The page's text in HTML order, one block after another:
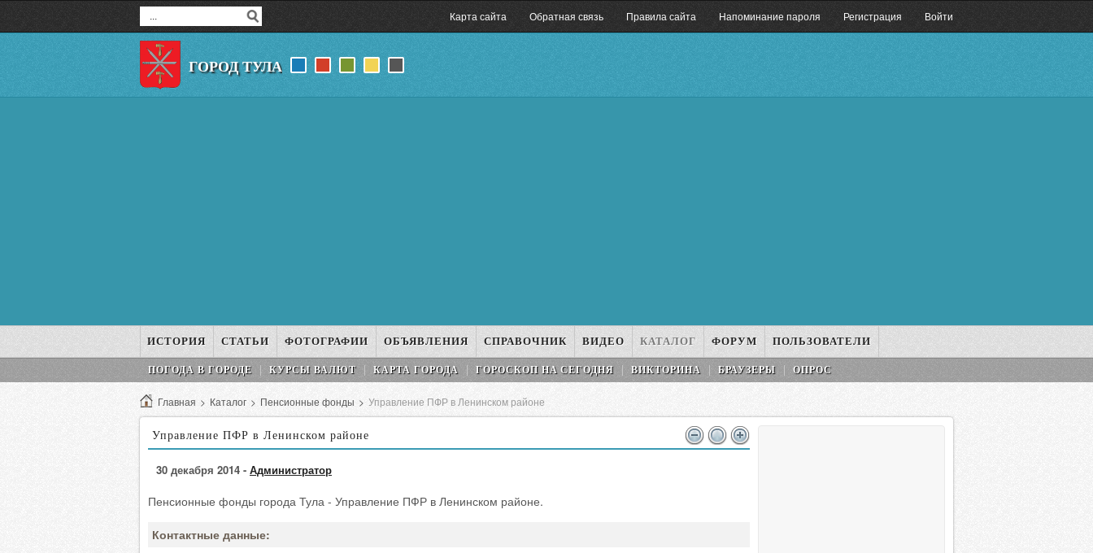
Карта сайта Обратная связь Правила сайта Напоминание пароля Регистрация Войти
ГОРОД ТУЛА
ИСТОРИЯ СТАТЬИ ФОТОГРАФИИ ОБЪЯВЛЕНИЯ СПРАВОЧНИК ВИДЕО КАТАЛОГ ФОРУМ ПОЛЬЗОВАТЕЛИ
ПОГОДА В ГОРОДЕ КУРСЫ ВАЛЮТ КАРТА ГОРОДА ГОРОСКОП НA СEГОДНЯ ВИКТОРИНА БРАУЗЕРЫ ОПРОС
Главная > Каталог > Пенсионные фонды > Управление ПФР в Ленинском районе
Управление ПФР в Ленинском районе
30 декабря 2014 - Администратор
Пенсионные фонды города Тула - Управление ПФР в Ленинском районе.
Контактные данные: